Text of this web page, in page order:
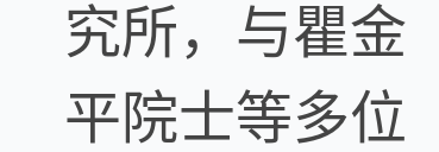
究所，与瞿金
平院士等多位